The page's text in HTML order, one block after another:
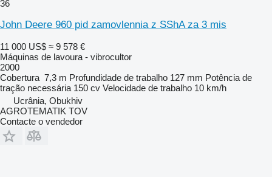
36
John Deere 960 pid zamovlennia z SShA za 3 mis
11 000 US$ ≈ 9 578 €
Máquinas de lavoura - vibrocultor
2000
Cobertura 7,3 m Profundidade de trabalho 127 mm Potência de
tração necessária 150 cv Velocidade de trabalho 10 km/h
Ucrânia, Obukhiv
AGROTEMATIK TOV
Contacte o vendedor